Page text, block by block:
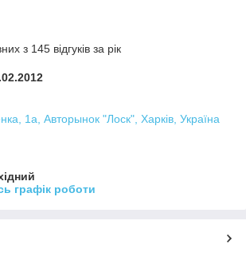
з 145 відгуків за рік
1а, Авторынок "Лоск", Харків, Україна
графік роботи